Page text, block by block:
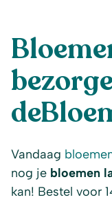
Vandaag
nog je bloemen
kan! Bestel voor